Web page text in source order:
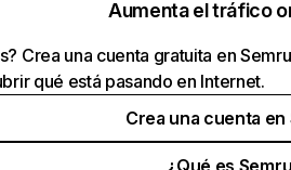
Aumenta el tráfico
Crea una cuenta gratuita en
qué está pasando en Internet.
Crea una cuenta en
¿Qué es